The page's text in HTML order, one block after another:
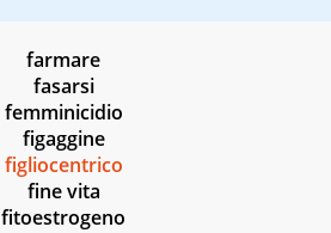
farmare
fasarsi
femminicidio
figaggine
figliocentrico
fine vita
fitoestrogeno